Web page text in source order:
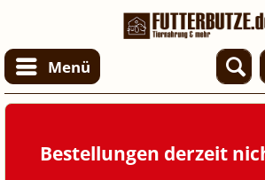
Menü
Bestellungen derzeit